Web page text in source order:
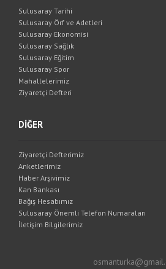
Sulusaray Tarihi
Sulusaray Örf ve Adetleri
Sulusaray Ekonomisi
Sulusaray Sağlık
Sulusaray Eğitim
Sulusaray Spor
Mahallelerimiz
Ziyaretçi Defteri
DİĞER
Ziyaretçi Defterimiz
Anketlerimiz
Haber Arşivimiz
Kan Bankası
Bağış Hesabımız
Sulusaray Önemli Telefon Numaraları
İletişim Bilgilerimiz